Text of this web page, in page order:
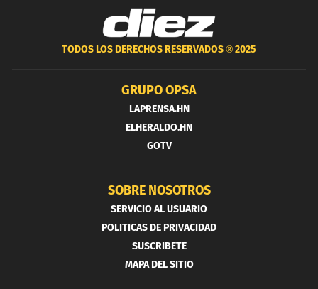
TODOS LOS DERECHOS RESERVADOS ®2025
GRUPO OPSA
LAPRENSA.HN
ELHERALDO.HN
GOTV
SOBRE NOSOTROS
SERVICIO AL USUARIO
POLITICAS DE PRIVACIDAD
SUSCRIBETE
MAPA DEL SITIO